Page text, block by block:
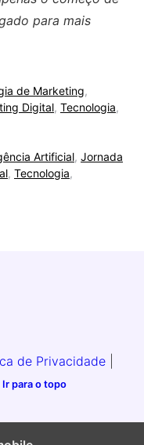
para mais
de Marketing,
Digital, Tecnologia,
Artificial, Jornada
, Tecnologia,
de Privacidade
Ir para o topo